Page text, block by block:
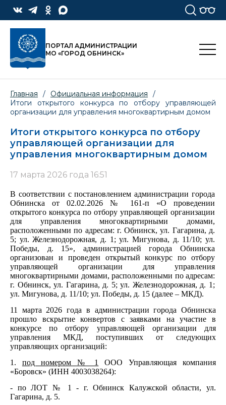
ПОРТАЛ АДМИНИСТРАЦИИ
МО «ГОРОД ОБНИНСК»
Главная / Официальная информация
/
Итоги открытого конкурса по отбору управляющей
организации для управления многоквартирным домом
Итоги открытого конкурса по отбору
управляющей организации для
управления многоквартирным домом
17 марта 2026 года 16:51
В соответствии с постановлением администрации города
Обнинска от 02.02.2026 № 161-п «О проведении
открытого конкурса по отбору управляющей организации
для управления многоквартирными домами,
расположенными по адресам: г. Обнинск, ул. Гагарина, д.
5; ул. Железнодорожная, д. 1; ул. Мигунова, д. 11/10; ул.
Победы, д. 15», администрацией города Обнинска
организован и проведен открытый конкурс по отбору
управляющей организации для управления
многоквартирными домами, расположенными по адресам:
г. Обнинск, ул. Гагарина, д. 5; ул. Железнодорожная, д. 1;
ул. Мигунова, д. 11/10; ул. Победы, д. 15 (далее – МКД).
11 марта 2026 года в администрации города Обнинска
прошло вскрытие конвертов с заявками на участие в
конкурсе по отбору управляющей организации для
управления МКД, поступивших от следующих
управляющих организаций:
1. под номером № 1 ООО Управляющая компания
«Боровск» (ИНН 4003038264):
- по ЛОТ № 1 - г. Обнинск Калужской области, ул.
Гагарина, д. 5.